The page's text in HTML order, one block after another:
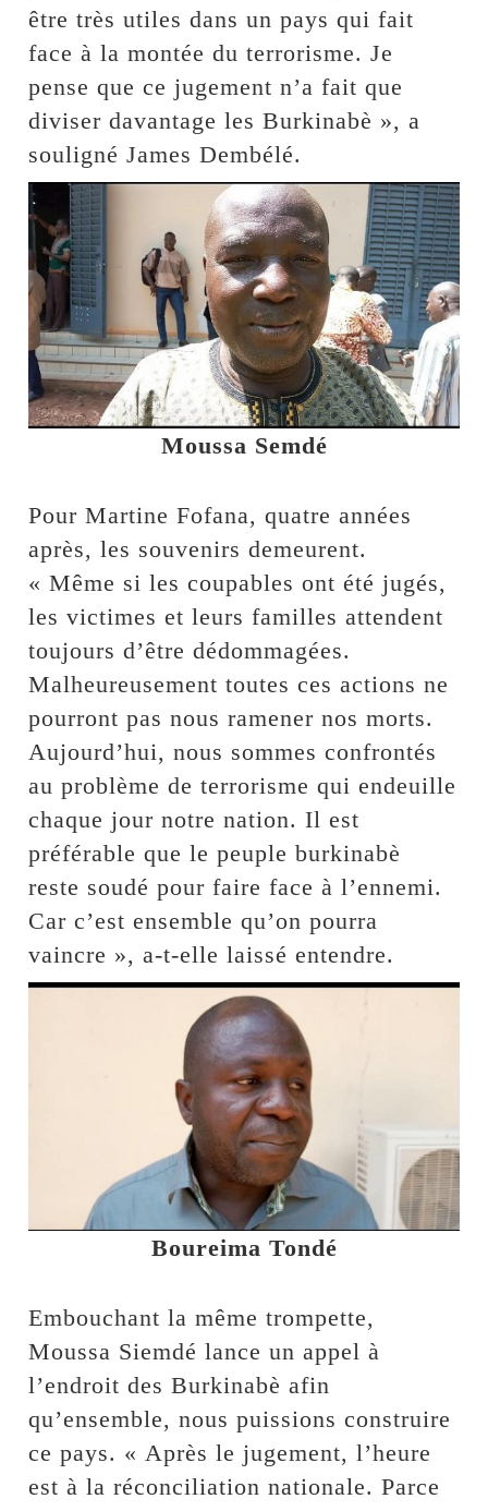
être très utiles dans un pays qui fait
face à la montée du terrorisme. Je
pense que ce jugement n’a fait que
diviser davantage les Burkinabè », a
souligné James Dembélé.
Moussa Semdé
Pour Martine Fofana, quatre années
après, les souvenirs demeurent.
« Même si les coupables ont été jugés,
les victimes et leurs familles attendent
toujours d’être dédommagées.
Malheureusement toutes ces actions ne
pourront pas nous ramener nos morts.
Aujourd’hui, nous sommes confrontés
au problème de terrorisme qui endeuille
chaque jour notre nation. Il est
préférable que le peuple burkinabè
reste soudé pour faire face à l’ennemi.
Car c’est ensemble qu’on pourra
vaincre », a-t-elle laissé entendre.
Boureima Tondé
Embouchant la même trompette,
Moussa Siemdé lance un appel à
l’endroit des Burkinabè afin
qu’ensemble, nous puissions construire
ce pays. « Après le jugement, l’heure
est à la réconciliation nationale. Parce